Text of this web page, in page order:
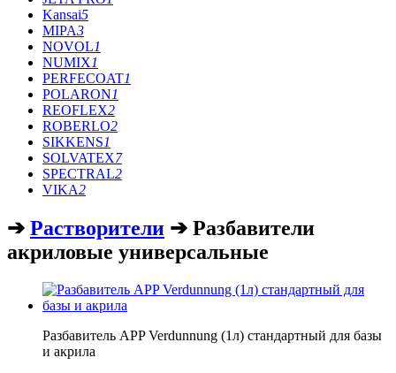
Kansai5
MIPA3
NOVOL1
NUMIX1
PERFECOAT1
POLARON1
REOFLEX2
ROBERLO2
SIKKENS1
SOLVATEX7
SPECTRAL2
VIKA2
➔ Растворители ➔ Разбавители
акриловые универсальные
Разбавитель APP Verdunnung (1л) стандартный для базы
и акрила